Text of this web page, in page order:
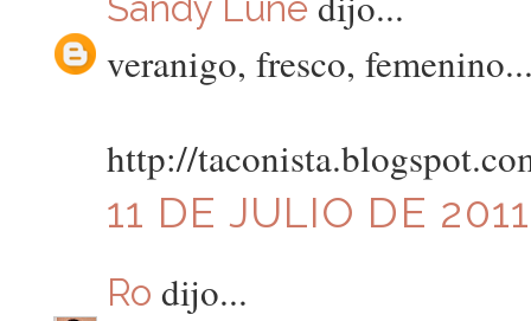
veranigo, fresco,
http://
11 DE JULIO DE
Ro dijo...